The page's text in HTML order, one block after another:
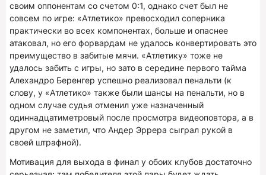
своим оппонентам со счетом 0:1, однако счет был не
совсем по игре: «Атлетико» превосходил соперника
практически во всех компонентах, больше и опаснее
атаковал, но его форвардам не удалось конвертировать это
преимущество в забитые мячи. «Атлетику» тоже не
удалось забить с игры, но зато в середине первого тайма
Алехандро Беренгер успешно реализовал пенальти (к
слову, у «Атлетико» также были шансы на пенальти, но в
одном случае судья отменил уже назначенный
одиннадцатиметровый после просмотра видеоповтора, а в
другом не заметил, что Андер Эррера сыграл рукой в
своей штрафной).
Мотивация для выхода в финал у обоих клубов достаточно